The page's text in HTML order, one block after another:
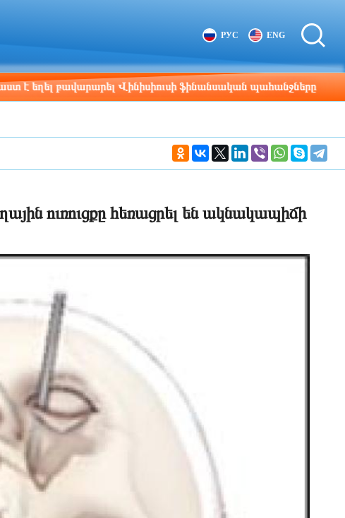
РУС ENG
բավարարել Վինիսիուսի ֆինանսական պահանջները 15:29
ուռուցքը հեռացրել են ակնակապիճի